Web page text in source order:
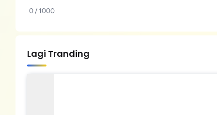
0 / 1000
Lagi Tranding